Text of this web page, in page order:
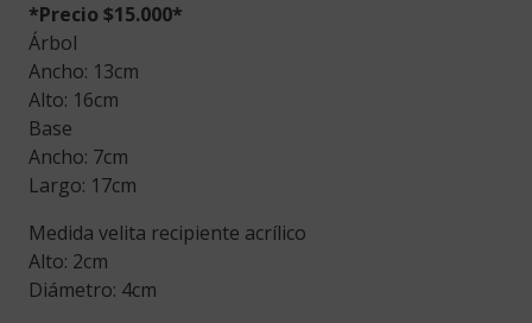
was:
$15,000.
*Precio $15.000*
Árbol
Ancho: 13cm
Alto: 16cm
Base
Ancho: 7cm
Largo: 17cm
Medida velita recipiente acrílico
Alto: 2cm
Diámetro: 4cm